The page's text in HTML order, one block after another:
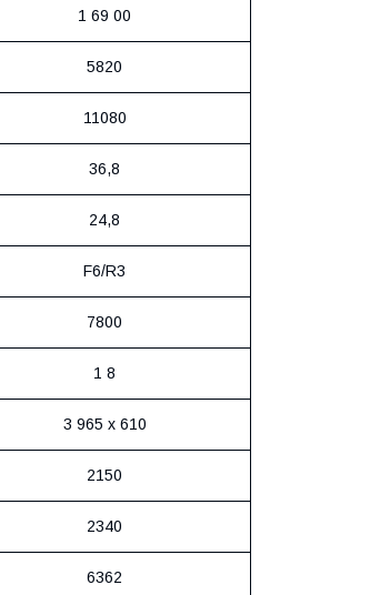
1 69 00
5820
11080
36,8
24,8
F6/R3
7800
1 8
3 965 x 610
2150
2340
6362